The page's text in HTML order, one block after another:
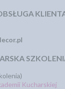
Kucharskiej